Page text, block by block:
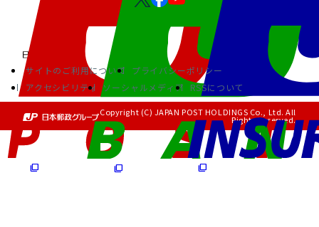
サイトのご利用について
プライバシーポリシー
アクセシビリティ
ソーシャルメディア RSSについて
Copyright (C) JAPAN POST HOLDINGS Co., Ltd. All
Rights Reserved.